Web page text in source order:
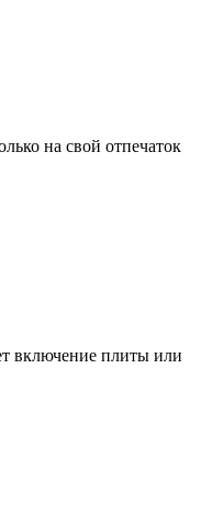
на свой отпечаток
включение плиты или